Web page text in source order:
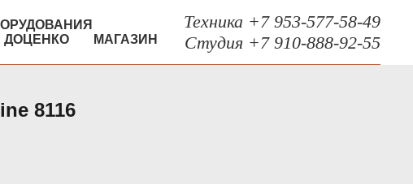
ДОЦЕНКО МАГАЗИН
Техника +7 953-577-58-49
Студия +7 910-888-92-55
8116